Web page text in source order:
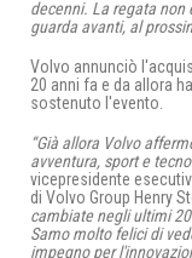
decenni. La regata non
guarda avanti, al
Volvo annunciò
20 anni fa e da allora
sostenuto l'evento.
“Già allora Volvo
avventura, sport e
vicepresidente
di Volvo Group Henry
cambiate negli ultimi
Samo molto felici di
impegno per